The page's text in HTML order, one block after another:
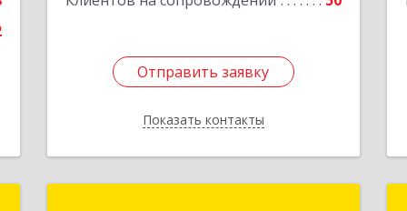
Отправить заявку
Показать контакты
Отправить заявку
Назад